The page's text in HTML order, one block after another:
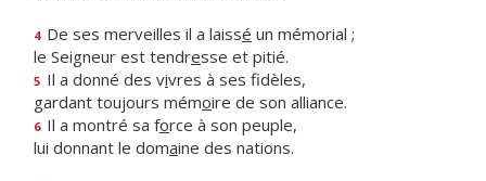
4 De ses merveilles il a laissé un mémorial ;
le Seigneur est tendresse et pitié.
5 Il a donné des vivres à ses fidèles,
gardant toujours mémoire de son alliance.
6 Il a montré sa force à son peuple,
lui donnant le domaine des nations.